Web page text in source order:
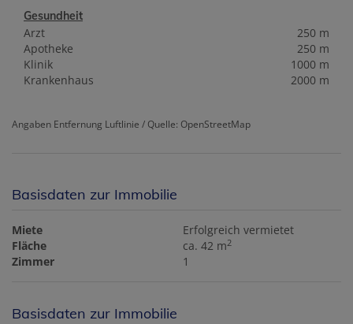
Gesundheit
Arzt
250 m
Apotheke
250 m
Klinik
1000 m
Krankenhaus
2000 m
Angaben Entfernung Luftlinie / Quelle: OpenStreetMap
Basisdaten zur Immobilie
Miete
Erfolgreich vermietet
Fläche
ca. 42 m2
Zimmer 1
Basisdaten zur Immobilie